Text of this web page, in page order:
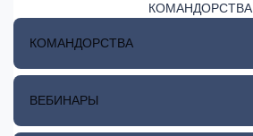
КОМАНДОРСТВА
КОМАНДОРСТВА
ВЕБИНАРЫ